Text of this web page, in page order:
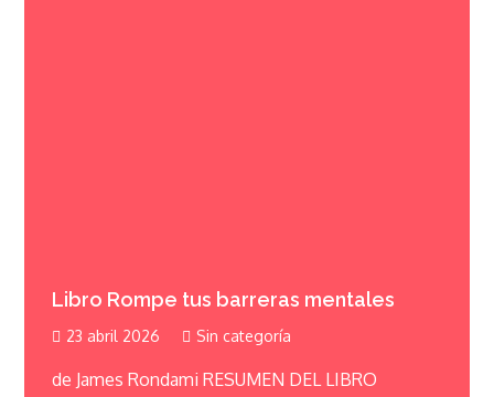
Libro Rompe tus barreras mentales
23 abril 2026 Sin categoría
de James Rondami RESUMEN DEL LIBRO